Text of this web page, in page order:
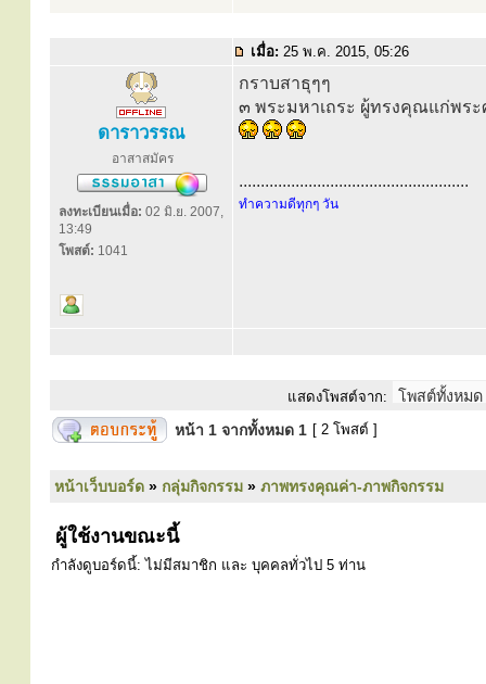
เมื่อ: 25 พ.ค. 2015, 05:26
ดาราวรรณ
อาสาสมัคร
ลงทะเบียนเมื่อ: 02 มิ.ย. 2007,
13:49
โพสต์: 1041
กราบสาธุๆๆ
๓ พระมหาเถระ ผู้ทรงคุณแก่พระ
.....................................................
ทำความดีทุกๆ วัน
แสดงโพสต์จาก:
หน้า 1 จากทั้งหมด 1 [ 2 โพสต์ ]
หน้าเว็บบอร์ด » กลุ่มกิจกรรม » ภาพทรงคุณค่า-ภาพกิจกรรม
ผู้ใช้งานขณะนี้
กำลังดูบอร์ดนี้: ไม่มีสมาชิก และ บุคคลทั่วไป 5 ท่าน